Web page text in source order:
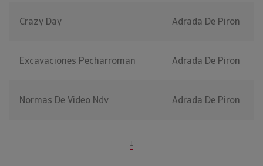
Crazy Day Adrada De Piron
Excavaciones Pecharroman Adrada De Piron
Normas De Video Ndv Adrada De Piron
1